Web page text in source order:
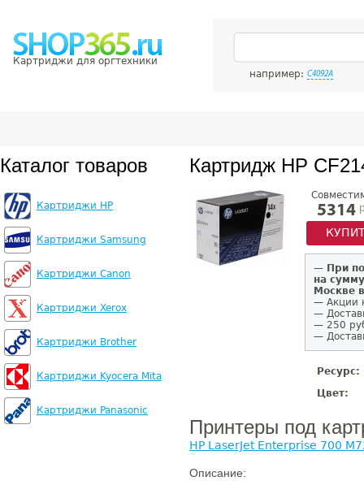
Картриджи для оргтехники
например: C4092A
Каталог товаров
Картриджи HP
Картриджи Samsung
Картриджи Canon
Картриджи Xerox
Картриджи Brother
Картриджи Kyocera Mita
Картриджи Panasonic
Картридж HP
5314
— При
на
Москве
— Акции
—
— 250
—
Ресурс:
Цвет:
Принтеры под
HP LaserJet Enterprise 700
Описание: